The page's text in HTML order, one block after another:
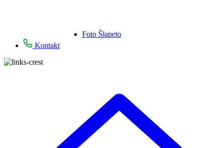
Foto Šlapeto
Kontakt